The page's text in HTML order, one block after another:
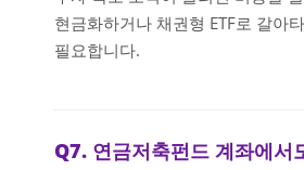
현금화하거나 채권형 ETF로 갈아
필요합니다.
Q7. 연금저축펀드 계좌에서